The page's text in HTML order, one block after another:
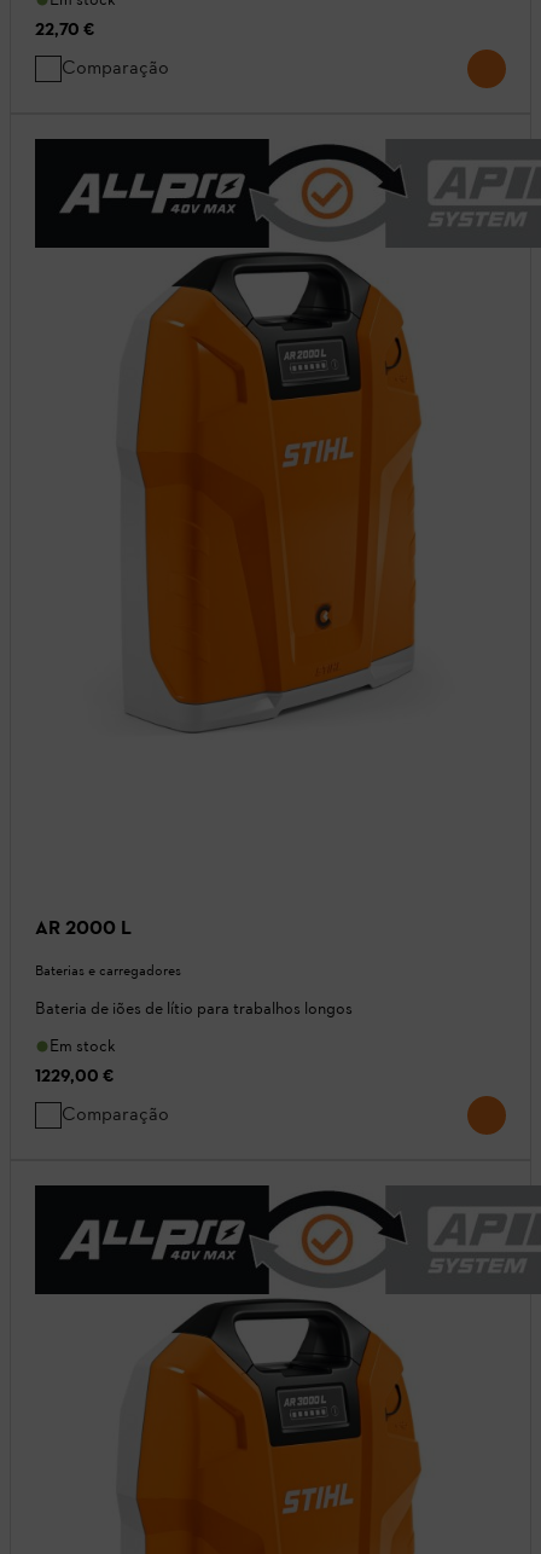
22,70 €
Comparação
AR 2000 L
Baterias e carregadores
Bateria de iões de lítio para trabalhos longos
Em stock
1229,00 €
Comparação